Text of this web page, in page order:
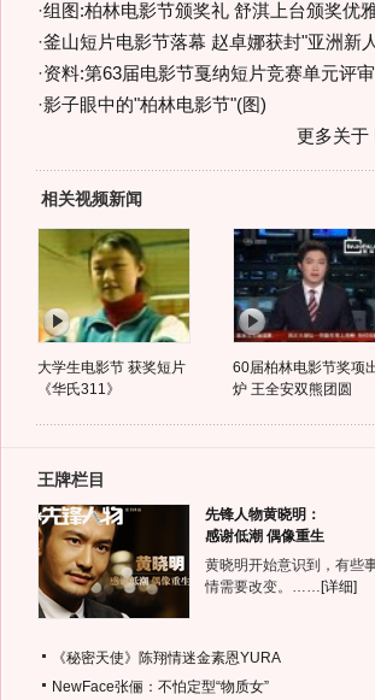
·组图:柏林电影节颁奖礼 舒淇上台颁奖优
·釜山短片电影节落幕 赵卓娜获封"亚洲新
·资料:第63届电影节戛纳短片竞赛单元评审
·影子眼中的"柏林电影节"(图)
更多关于
相关视频新闻
大学生电影节 获奖短片
《华氏311》
60届柏林电影节奖项
炉 王全安双熊团圆
王牌栏目
先锋人物黄晓明：
感谢低潮 偶像重生
黄晓明开始意识到，有些
情需要改变。…… [详细]
《秘密天使》陈翔情迷金素恩YURA
NewFace张俪：不怕定型“物质女”